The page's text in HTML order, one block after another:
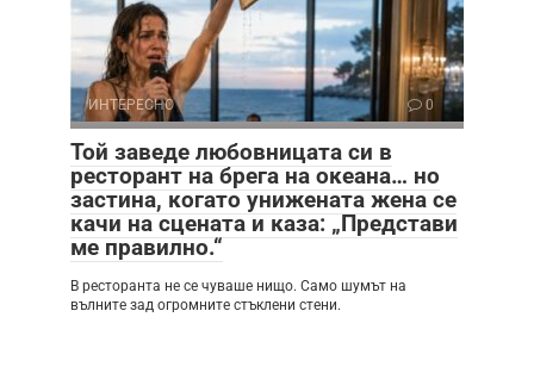
ИНТЕРЕСНО 0
Той заведе любовницата си в
ресторант на брега на океана… но
застина, когато унижената жена се
качи на сцената и каза: „Представи
ме правилно.“
В ресторанта не се чуваше нищо. Само шумът на
вълните зад огромните стъклени стени.